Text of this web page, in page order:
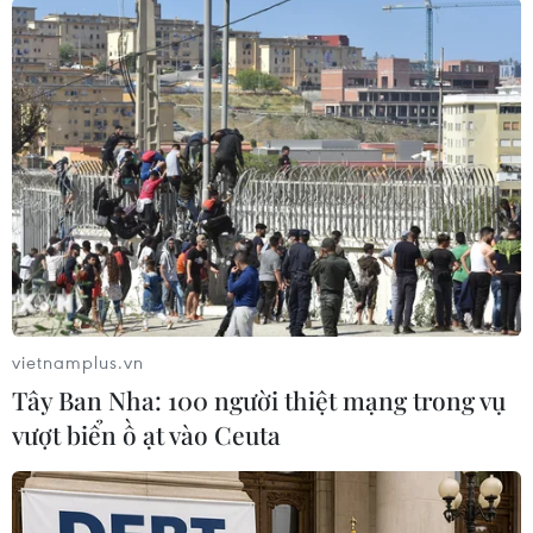
06/08/2026 15:07
Thái Lan-Myanmar thúc đẩy hợp tác
kinh tế và công nghệ vũ trụ
06/08/2026 13:35
Việt Nam-Thái Lan nhất trí thúc đẩy
triển khai thực chất Chiến lược "Ba
kết nối"
Malaysia đến chào từ biệt kết thúc
nhiệm kỳ
vietnamplus.vn
Tây Ban Nha: 100 người thiệt mạng trong vụ
vượt biển ồ ạt vào Ceuta